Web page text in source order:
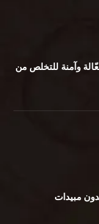
وآمنة للتخلص من
مبيدات